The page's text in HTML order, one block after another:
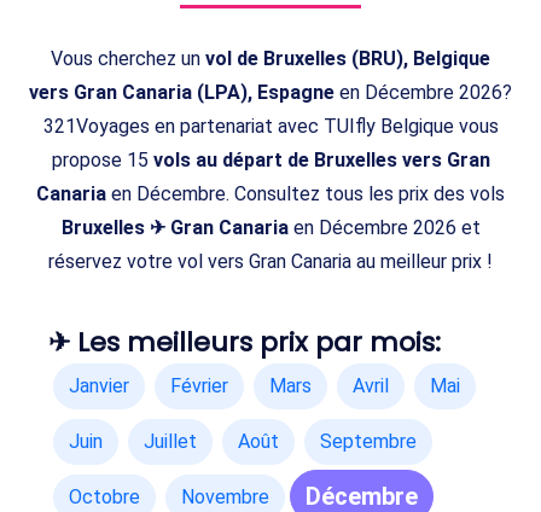
Vous cherchez un vol de Bruxelles (BRU), Belgique
vers Gran Canaria (LPA), Espagne en Décembre 2026?
321Voyages en partenariat avec TUIfly Belgique vous
propose 15 vols au départ de Bruxelles vers Gran
Canaria en Décembre. Consultez tous les prix des vols
Bruxelles ✈ Gran Canariaen Décembre 2026 et
réservez votre vol vers Gran Canaria au meilleur prix !
✈ Les meilleurs prix par mois:
Janvier Février Mars Avril Mai
Juin Juillet Août Septembre
Octobre Novembre Décembre